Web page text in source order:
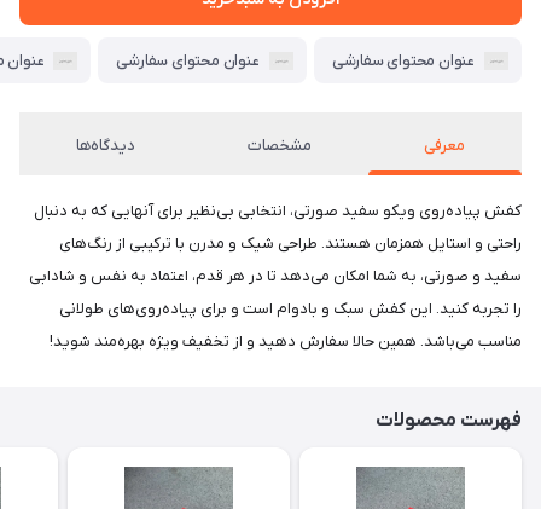
عنوان محتوای سفارشی عنوان محتوای سفارشی عنوان
معرفی مشخصات دیدگاه‌ها
کفش پیاده‌روی ویکو سفید صورتی، انتخابی بی‌نظیر برای آنهایی که به دنبال
راحتی و استایل همزمان هستند. طراحی شیک و مدرن با ترکیبی از رنگ‌های
سفید و صورتی، به شما امکان می‌دهد تا در هر قدم، اعتماد به نفس و شادابی
را تجربه کنید. این کفش سبک و بادوام است و برای پیاده‌روی‌های طولانی
مناسب می‌باشد. همین حالا سفارش دهید و از تخفیف ویژه بهره‌مند شوید!
فهرست محصولات